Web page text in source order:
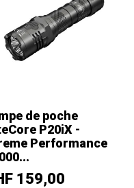
de poche
P20iX -
Performance
159,00